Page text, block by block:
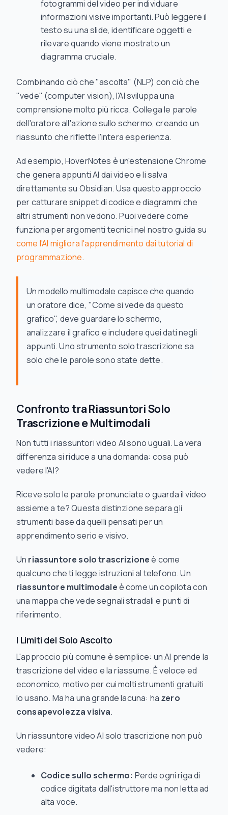
fotogrammi del video per individuare
informazioni visive importanti. Può leggere il
testo su una slide, identificare oggetti e
rilevare quando viene mostrato un
diagramma cruciale.
Combinando ciò che "ascolta" (NLP) con ciò che
"vede" (computer vision), l'AI sviluppa una
comprensione molto più ricca. Collega le parole
dell'oratore all'azione sullo schermo, creando un
riassunto che riflette l'intera esperienza.
Ad esempio, HoverNotes è un'estensione Chrome
che genera appunti AI dai video e li salva
direttamente su Obsidian. Usa questo approccio
per catturare snippet di codice e diagrammi che
altri strumenti non vedono. Puoi vedere come
funziona per argomenti tecnici nel nostro guida su
come l'AI migliora l'apprendimento dai tutorial di
programmazione.
Un modello multimodale capisce che quando
un oratore dice, "Come si vede da questo
grafico", deve guardare lo schermo,
analizzare il grafico e includere quei dati negli
appunti. Uno strumento solo trascrizione sa
solo che le parole sono state dette.
Confronto tra Riassuntori Solo
Trascrizione e Multimodali
Non tutti i riassuntori video AI sono uguali. La vera
differenza si riduce a una domanda: cosa può
vederel'AI?
Riceve solo le parole pronunciate o guarda il video
assieme a te? Questa distinzione separa gli
strumenti base da quelli pensati per un
apprendimento serio e visivo.
Un riassuntore solo trascrizioneè come
qualcuno che ti legge istruzioni al telefono. Un
riassuntore multimodaleè come un copilota con
una mappa che vede segnali stradali e punti di
riferimento.
I Limiti del Solo Ascolto
L'approccio più comune è semplice: un AI prende la
trascrizione del video e la riassume. È veloce ed
economico, motivo per cui molti strumenti gratuiti
lo usano. Ma ha una grande lacuna: ha zero
consapevolezza visiva.
Un riassuntore video AI solo trascrizione non può
vedere:
Codice sullo schermo: Perde ogni riga di
codice digitata dall'istruttore ma non letta ad
alta voce.